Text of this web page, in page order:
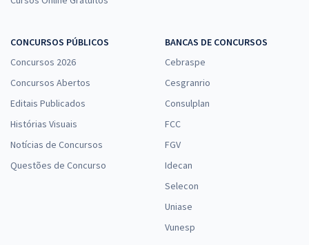
Economize R$ 85,96 (-20%)
Grosso - Área: Química (Pós-edital)
à vista
R$28,65
Economize R$ 85,96 (-20%)
Comprar
CONCURSOS PÚBLICOS
Concursos 2026
Concursos Abertos
Editais Publicados
Histórias Visuais
Notícias de Concursos
Questões de Concurso
BANCAS DE CONCURSOS
Cebraspe
Cesgranrio
Consulplan
FCC
FGV
Idecan
Selecon
Uniase
Vunesp